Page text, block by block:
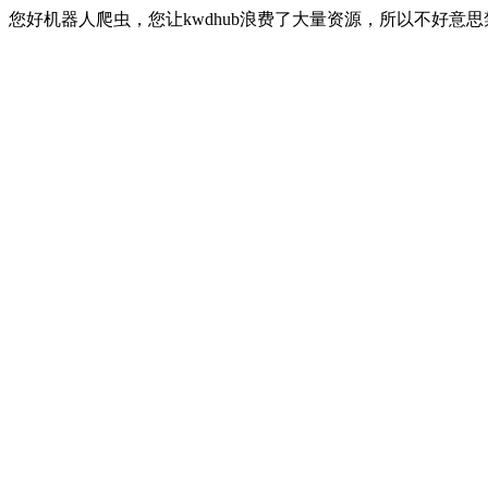
您好机器人爬虫，您让kwdhub浪费了大量资源，所以不好意思